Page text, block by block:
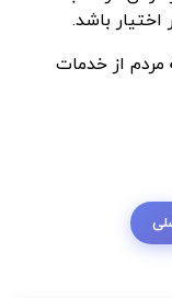
باشد.
از خدمات